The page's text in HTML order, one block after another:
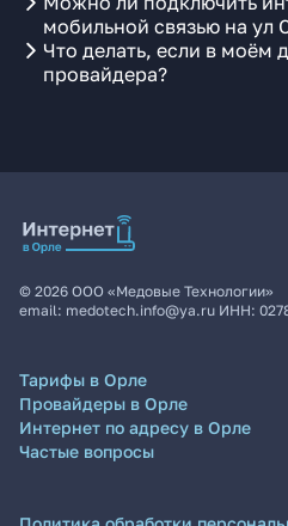
мобильной связью на ул
Что делать, если в моём
провайдера?
© 2026 ООО «Медовые Технологии»
email: medotech.info@ya.ru ИНН:
Тарифы в Орле
Провайдеры в Орле
Интернет по адресу в Орле
Частые вопросы